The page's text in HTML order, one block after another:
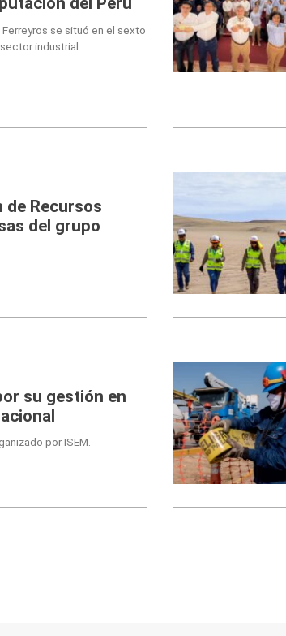
se situó en el sexto
industrial.
de Recursos
del grupo
su gestión en
por ISEM.